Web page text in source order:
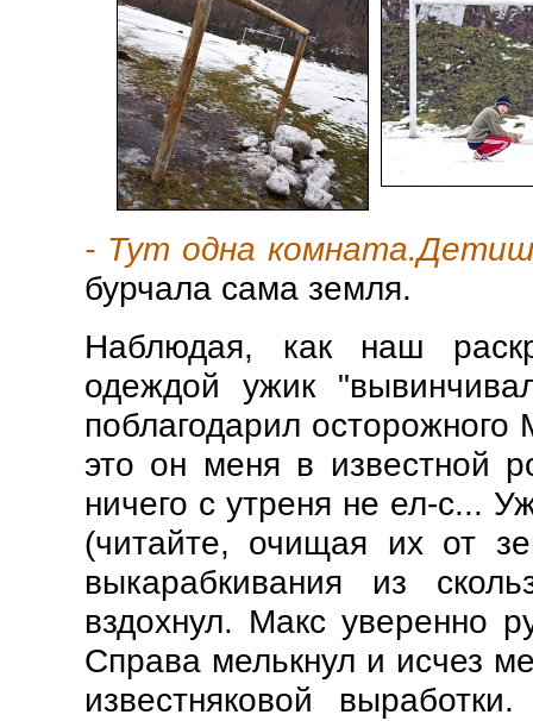
- Тут одна
бурчала сама земля.
Наблюдая, как наш
одеждой ужик
поблагодарил
это он меня в известной
ничего с утреня не ел-с...
(читайте, очищая их от
выкарабкивания из
вздохнул. Макс уверенно
Справа мелькнул и исчез
известняковой